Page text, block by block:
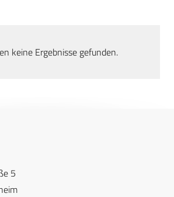
keine Ergebnisse gefunden.
5